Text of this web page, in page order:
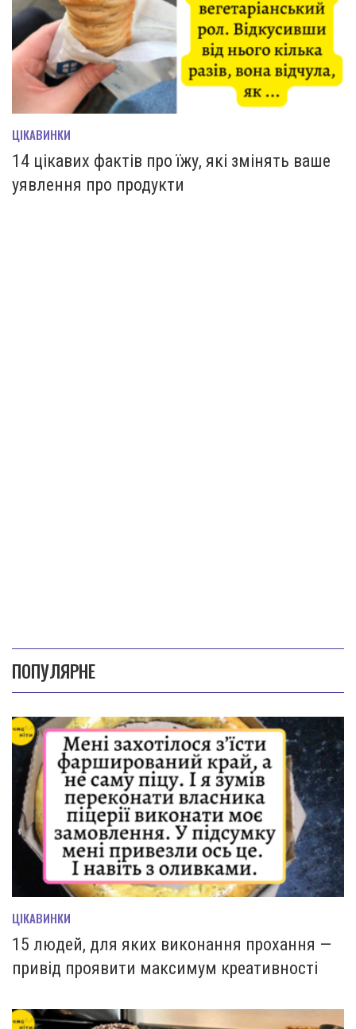
ЦІКАВИНКИ
14 цікавих фактів про їжу, які змінять ваше
уявлення про продукти
ПОПУЛЯРНЕ
ЦІКАВИНКИ
15 людей, для яких виконання прохання —
привід проявити максимум креативності